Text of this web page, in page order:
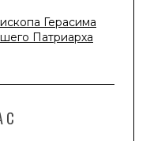
Герасима
Патриарха